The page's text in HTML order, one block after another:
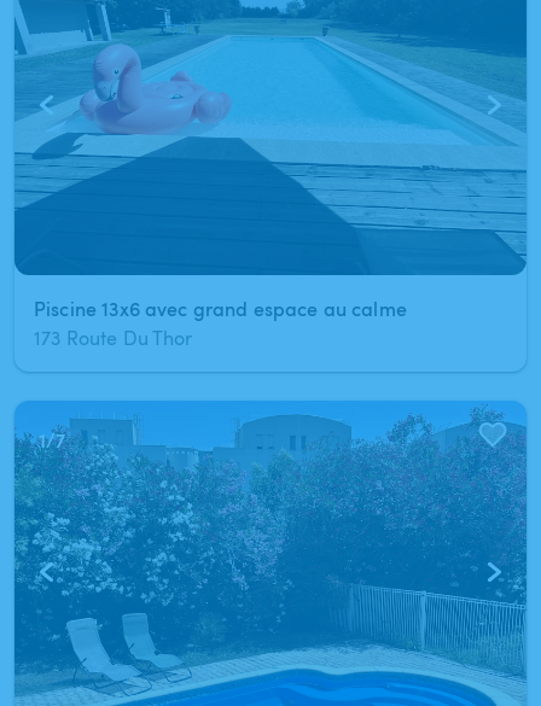
Piscine 13x6 avec grand espace au calme
173 Route Du Thor
1/7